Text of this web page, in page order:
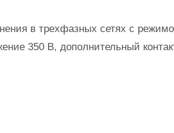
в трехфазных сетях с
350 В, дополнительный